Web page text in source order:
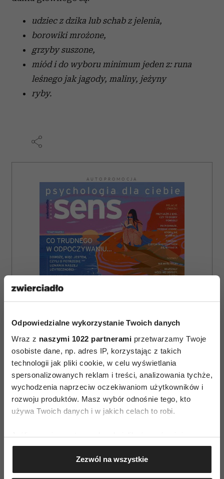
Odpowiedzialne wykorzystanie Twoich danych
Wraz z naszymi 1022 partnerami przetwarzamy Twoje
osobiste dane, np. adres IP, korzystając z takich
technologii jak pliki cookie, w celu wyświetlania
spersonalizowanych reklam i treści, analizowania tychże,
wychodzenia naprzeciw oczekiwaniom użytkowników i
rozwoju produktów. Masz wybór odnośnie tego, kto
używa Twoich danych i w jakich celach to robi.
Jeśli wyrazisz na to zgodę, chcielibyśmy również:
Gromadzić dane dotyczące Twojej lokalizacji
geograficznej z dokładnością nawet do kilku metrów
Identyfikować Twoje urządzenie, aktywnie
Zezwól na wszystkie
udziec z dzika lub schab z jelenia,
borowiki mrożone,
grzyby suszone,
miód i do wyboru minimum jeden z: runa
leśnego jak jagody, maliny, jeżyny
ryby.
AUTOPROMOCJA
ZAMÓW
WYDANIE DRUKOWANE